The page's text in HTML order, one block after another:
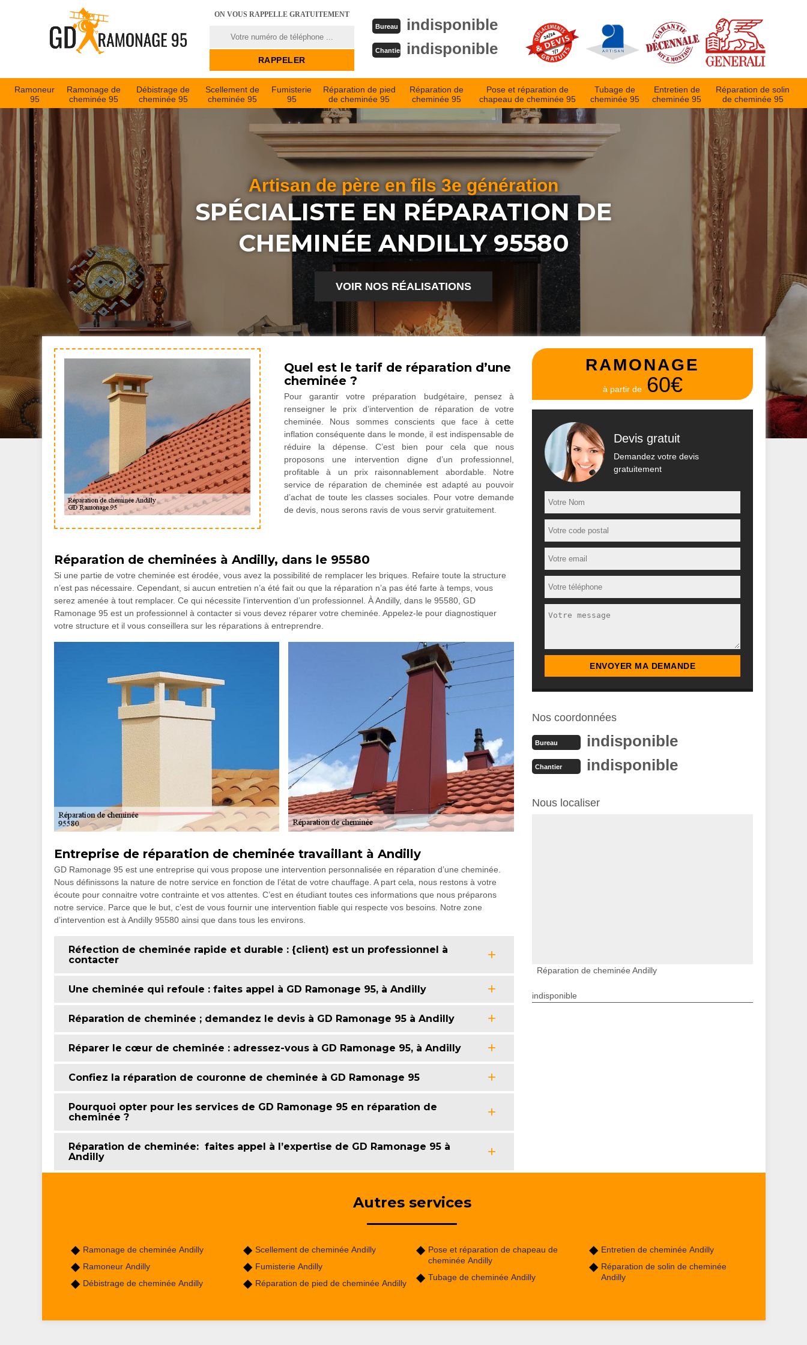
ON VOUS RAPPELLE GRATUITEMENT
Bureau indisponible
Chantier indisponible
Ramoneur
95
Ramonage de
cheminée 95
Débistrage de
cheminée 95
Scellement de
cheminée 95
Fumisterie
95
Réparation de pied
de cheminée 95
Réparation de
cheminée 95
Pose et réparation de
chapeau de cheminée 95
Tubage de
cheminée 95
Entretien de
cheminée 95
Réparation de solin
de cheminée 95
Artisan de père en fils 3e génération
SPÉCIALISTE EN RÉPARATION DE
CHEMINÉE ANDILLY 95580
VOIR NOS RÉALISATIONS
Quel est le tarif de réparation d’une
cheminée ?
Pour garantir votre préparation budgétaire, pensez à
renseigner le prix d’intervention de réparation de votre
cheminée. Nous sommes conscients que face à cette
inflation conséquente dans le monde, il est indispensable de
réduire la dépense. C’est bien pour cela que nous
proposons une intervention digne d’un professionnel,
profitable à un prix raisonnablement abordable. Notre
service de réparation de cheminée est adapté au pouvoir
d’achat de toute les classes sociales. Pour votre demande
de devis, nous serons ravis de vous servir gratuitement.
Réparation de cheminées à Andilly, dans le 95580
Si une partie de votre cheminée est érodée, vous avez la possibilité de remplacer les briques. Refaire toute la structure
n’est pas nécessaire. Cependant, si aucun entretien n’a été fait ou que la réparation n’a pas été farte à temps, vous
serez amenée à tout remplacer. Ce qui nécessite l’intervention d’un professionnel. À Andilly, dans le 95580, GD
Ramonage 95 est un professionnel à contacter si vous devez réparer votre cheminée. Appelez-le pour diagnostiquer
votre structure et il vous conseillera sur les réparations à entreprendre.
Entreprise de réparation de cheminée travaillant à Andilly
GD Ramonage 95 est une entreprise qui vous propose une intervention personnalisée en réparation d’une cheminée.
Nous définissons la nature de notre service en fonction de l’état de votre chauffage. A part cela, nous restons à votre
écoute pour connaitre votre contrainte et vos attentes. C’est en étudiant toutes ces informations que nous préparons
notre service. Parce que le but, c’est de vous fournir une intervention fiable qui respecte vos besoins. Notre zone
d’intervention est à Andilly 95580 ainsi que dans tous les environs.
Réfection de cheminée rapide et durable : {client) est un professionnel à
contacter
Une cheminée qui refoule : faites appel à GD Ramonage 95, à Andilly
Réparation de cheminée ; demandez le devis à GD Ramonage 95 à Andilly
Réparer le cœur de cheminée : adressez-vous à GD Ramonage 95, à Andilly
Confiez la réparation de couronne de cheminée à GD Ramonage 95
Pourquoi opter pour les services de GD Ramonage 95 en réparation de
cheminée ?
Réparation de cheminée: faites appel à l’expertise de GD Ramonage 95 à
Andilly
RAMONAGE
à partir de 60€
Devis gratuit
Demandez votre devis
gratuitement
Nos coordonnées
Bureau indisponible
Chantier indisponible
Nous localiser
Réparation de cheminée Andilly
indisponible
Autres services
Ramonage de cheminée Andilly
Ramoneur Andilly
Débistrage de cheminée Andilly
Scellement de cheminée Andilly
Fumisterie Andilly
Réparation de pied de cheminée Andilly
Pose et réparation de chapeau de
cheminée Andilly
Tubage de cheminée Andilly
Entretien de cheminée Andilly
Réparation de solin de cheminée
Andilly